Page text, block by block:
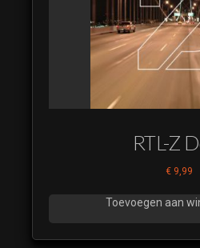
RTL-Z
€ 9,99
Toevoegen aan